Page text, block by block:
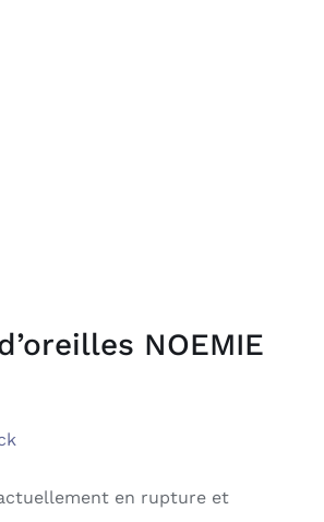
NOEMIE
en rupture et